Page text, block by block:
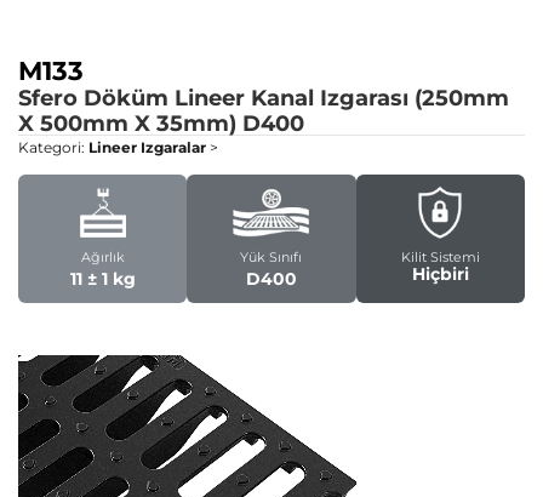
M133
Sfero Döküm Lineer Kanal Izgarası (250mm
X 500mm X 35mm) D400
Kategori: Lineer Izgaralar >
Ağırlık
11 ± 1 kg
Yük Sınıfı
D400
Kilit Sistemi
Hiçbiri